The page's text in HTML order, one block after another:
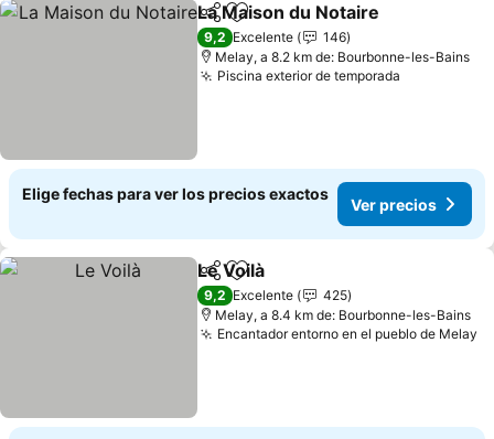
CompartirAgregar a favoritos
La Maison du Notaire
9,2 Excelente
146
Melay, a 8.2 km de: Bourbonne-les-Bains
Piscina exterior de temporada
Elige fechas para ver los precios exactos
Ver precios
CompartirAgregar a favoritos
Le Voilà
9,2 Excelente
425
Melay, a 8.4 km de: Bourbonne-les-Bains
Encantador entorno en el pueblo de Melay